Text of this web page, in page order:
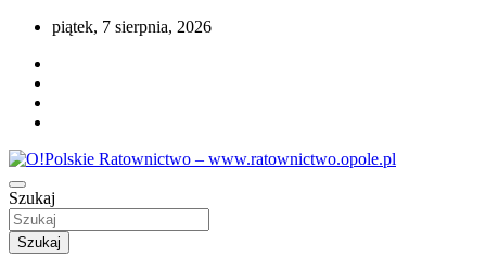
Przejdź
treści
piątek, 7 sierpnia, 2026
O!Polskie Ratownictwo –
www.ratownictwo.opole.pl
Portal opolskiego i polskiego ratownictwa.
Szukaj
Szukaj